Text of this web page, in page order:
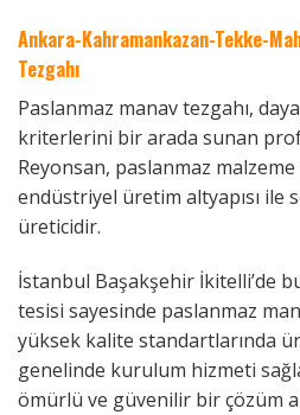
Ankara-Kahramankazan-Tekke-
Tezgahı
Paslanmaz manav tezgahı,
kriterlerini bir arada sunan
Reyonsan, paslanmaz malzeme
endüstriyel üretim altyapısı
üreticidir.
İstanbul Başakşehir İkitelli’de
tesisi sayesinde paslanmaz
yüksek kalite standartlarında
genelinde kurulum hizmeti
ömürlü ve güvenilir bir çözüm